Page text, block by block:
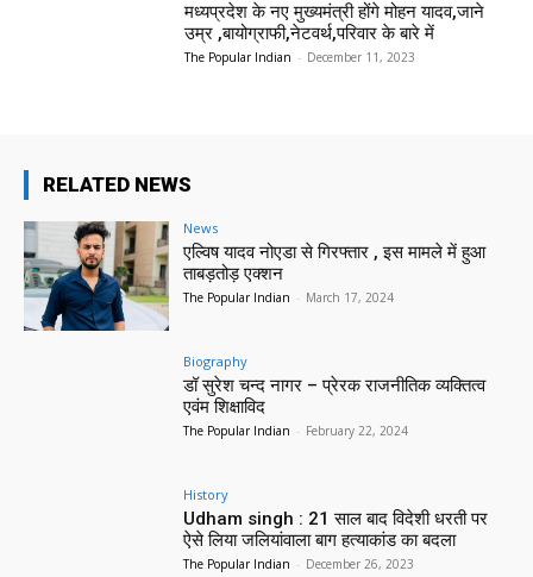
मध्यप्रदेश के नए मुख्यमंत्री होंगे मोहन यादव,जाने
उम्र ,बायोग्राफी,नेटवर्थ,परिवार के बारे में
The Popular Indian - December 11, 2023
RELATED NEWS
News
एल्विष यादव नोएडा से गिरफ्तार , इस मामले में हुआ
ताबड़तोड़ एक्शन
The Popular Indian - March 17, 2024
Biography
डॉ सुरेश चन्द नागर – प्रेरक राजनीतिक व्यक्तित्व
एवंम शिक्षाविद
The Popular Indian - February 22, 2024
History
Udham singh : 21 साल बाद विदेशी धरती पर
ऐसे लिया जलियांवाला बाग हत्याकांड का बदला
The Popular Indian - December 26, 2023